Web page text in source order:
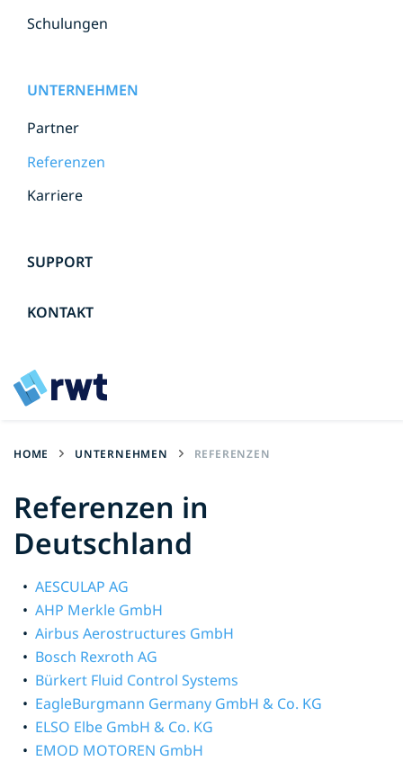
Schulungen
UNTERNEHMEN
Partner
Referenzen
Karriere
SUPPORT
KONTAKT
HOME UNTERNEHMEN REFERENZEN
Referenzen in
Deutschland
AESCULAP AG
AHP Merkle GmbH
Airbus Aerostructures GmbH
Bosch Rexroth AG
Bürkert Fluid Control Systems
EagleBurgmann Germany GmbH & Co. KG
ELSO Elbe GmbH & Co. KG
EMOD MOTOREN GmbH